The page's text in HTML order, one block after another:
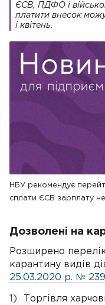
ЄСВ, ПДФО і
платити внесок
і квітень.
НБУ рекомендує
сплати ЄСВ зарплату
Дозволені на
Розширено
карантину видів
25.03.2020 р. № 239
Торгівля